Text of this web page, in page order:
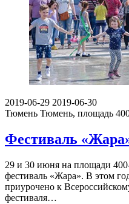
2019-06-29 2019-06-30
Тюмень Тюмень, площадь
Фестиваль
29 и 30 июня на площади
фестиваль «Жара». В этом
приурочено к
фестиваля…